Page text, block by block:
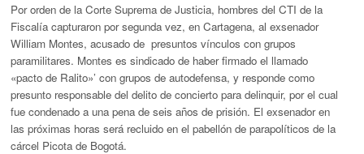
Por orden de la Corte Suprema de Justicia, hombres del CTI de la
Fiscalía capturaron por segunda vez, en Cartagena, al exsenador
William Montes, acusado de presuntos vínculos con grupos
paramilitares. Montes es sindicado de haber firmado el llamado
«pacto de Ralito»’ con grupos de autodefensa, y responde como
presunto responsable del delito de concierto para delinquir, por el cual
fue condenado a una pena de seis años de prisión. El exsenador en
las próximas horas será recluido en el pabellón de parapolíticos de la
cárcel Picota de Bogotá.